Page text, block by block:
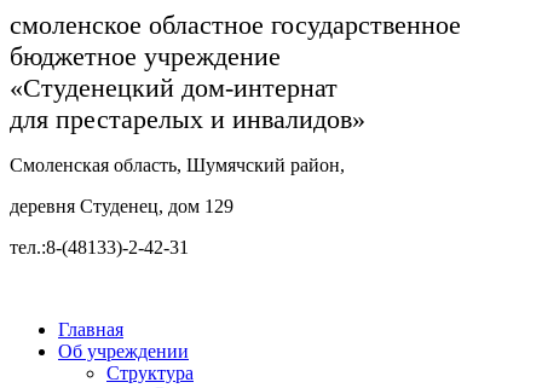
смоленское областное государственное
бюджетное учреждение
«Студенецкий дом-интернат
для престарелых и инвалидов»
Смоленская область, Шумячский район,
деревня Студенец, дом 129
тел.:8-(48133)-2-42-31
Главная
Об учреждении
Структура